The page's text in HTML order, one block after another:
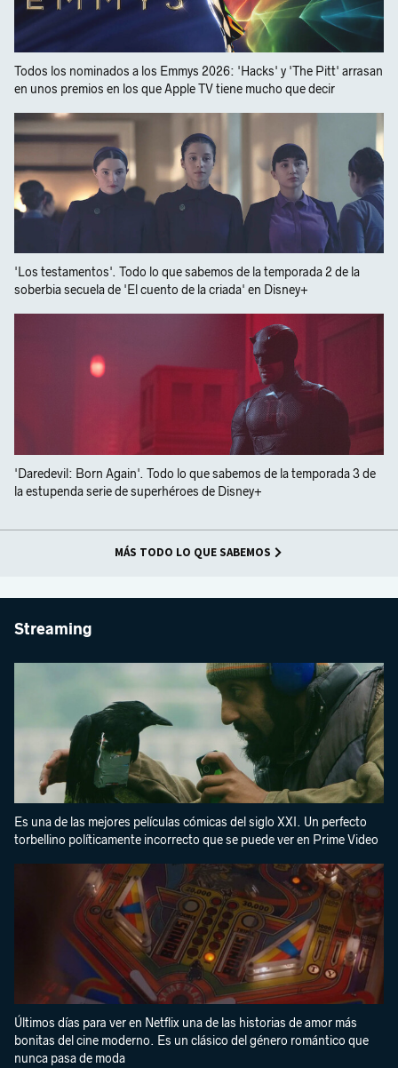
Todos los nominados a los Emmys 2026: 'Hacks' y 'The Pitt' arrasan
en unos premios en los que Apple TV tiene mucho que decir
'Los testamentos'. Todo lo que sabemos de la temporada 2 de la
soberbia secuela de 'El cuento de la criada' en Disney+
'Daredevil: Born Again'. Todo lo que sabemos de la temporada 3 de
la estupenda serie de superhéroes de Disney+
MÁS TODO LO QUE SABEMOS
Streaming
Es una de las mejores películas cómicas del siglo XXI. Un perfecto
torbellino políticamente incorrecto que se puede ver en Prime Video
Últimos días para ver en Netflix una de las historias de amor más
bonitas del cine moderno. Es un clásico del género romántico que
nunca pasa de moda